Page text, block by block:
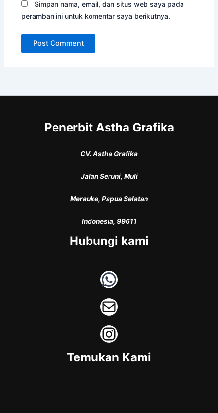
Simpan nama, email, dan situs web saya pada
peramban ini untuk komentar saya berikutnya.
Penerbit Astha Grafika
CV. Astha Grafika
Jalan Seruni, Muli
Merauke, Papua Selatan
Indonesia, 99611
Hubungi kami
WhatsApp
Mail
Instagram
Temukan Kami